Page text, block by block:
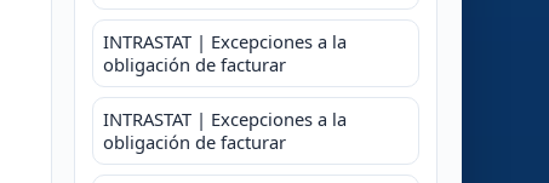
INTRASTAT | Excepciones a la
obligación de facturar
INTRASTAT | Excepciones a la
obligación de facturar